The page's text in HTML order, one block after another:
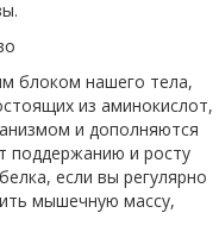
блоком нашего тела,
из аминокислот,
и дополняются
поддержанию и росту
если вы регулярно
мышечную массу,